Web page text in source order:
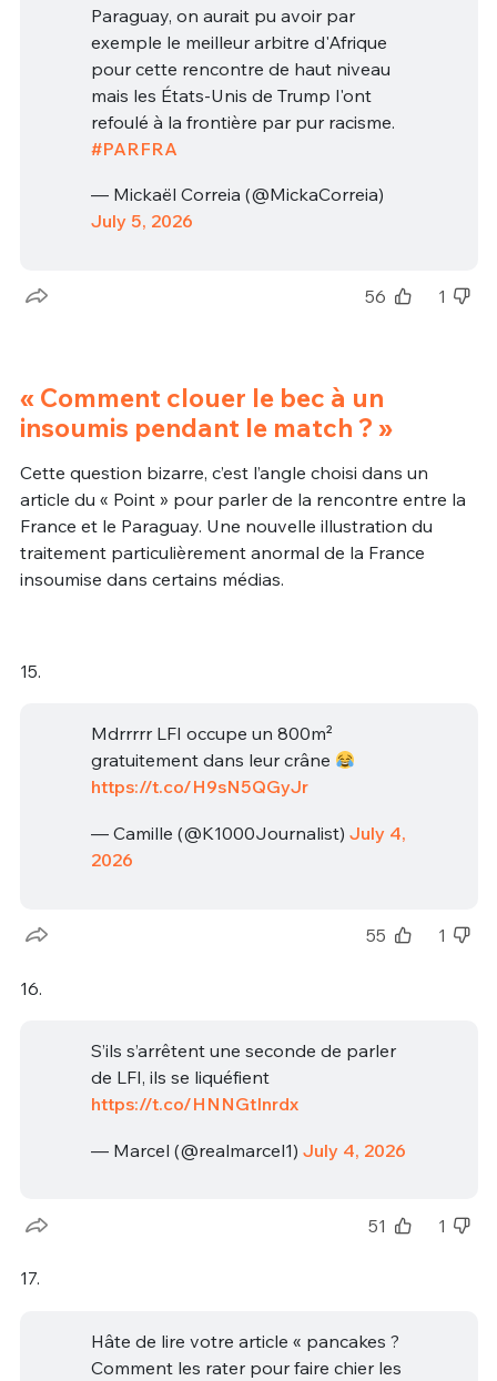
Paraguay, on aurait pu avoir par
exemple le meilleur arbitre d'Afrique
pour cette rencontre de haut niveau
mais les États-Unis de Trump l'ont
refoulé à la frontière par pur racisme.
#PARFRA
— Mickaël Correia (@MickaCorreia)
July 5, 2026
56 1
« Comment clouer le bec à un
insoumis pendant le match ? »
Cette question bizarre, c’est l’angle choisi dans un
article du « Point » pour parler de la rencontre entre la
France et le Paraguay. Une nouvelle illustration du
traitement particulièrement anormal de la France
insoumise dans certains médias.
15.
Mdrrrrr LFI occupe un 800m²
gratuitement dans leur crâne
https://t.co/H9sN5QGyJr
— Camille (@K1000Journalist) July 4,
2026
55 1
16.
S’ils s’arrêtent une seconde de parler
de LFI, ils se liquéfient
https://t.co/HNNGtInrdx
— Marcel (@realmarcel1) July 4, 2026
51 1
17.
Hâte de lire votre article « pancakes ?
Comment les rater pour faire chier les